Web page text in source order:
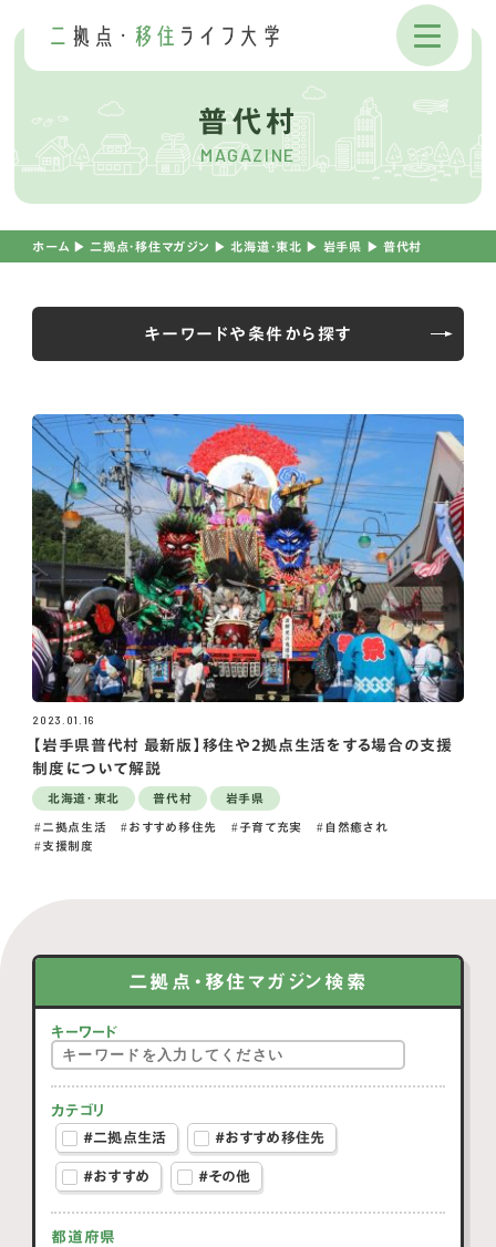
普代村
MAGAZINE
ホーム ▶︎ 二拠点・移住マガジン ▶︎ 北海道・東北 ▶︎ 岩手県 ▶︎ 普代村
キーワードや条件から探す
2023.01.16
【岩手県普代村 最新版】移住や2拠点生活をする場合の支援
制度について解説
北海道・東北 普代村 岩手県
二拠点生活 おすすめ移住先 子育て充実
自然癒され
支援制度
二拠点・移住マガジン検索
キーワード
カテゴリ
#二拠点生活
#おすすめ移住先
#おすすめ #その他
都道府県